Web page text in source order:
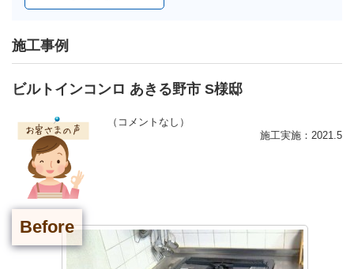
施工事例
ビルトインコンロ あきる野市 S様邸
（コメントなし）
施工実施：2021.5
Before